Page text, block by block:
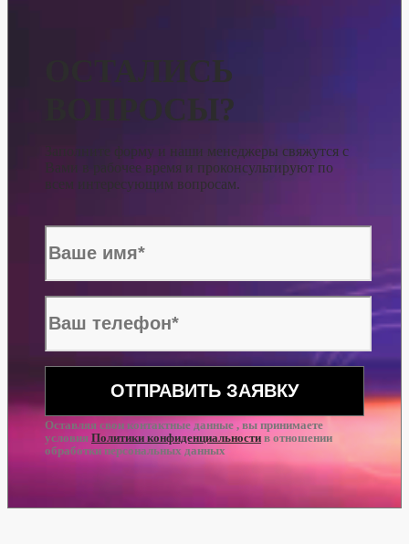
ОСТАЛИСЬ
ВОПРОСЫ?
Заполните форму и наши менеджеры свяжутся с
Вами в рабочее время и проконсультируют по
всем интересующим вопросам.
Оставляя свои контактные данные , вы принимаете
условия Политики конфиденциальности в отношении
обработки персональных данных